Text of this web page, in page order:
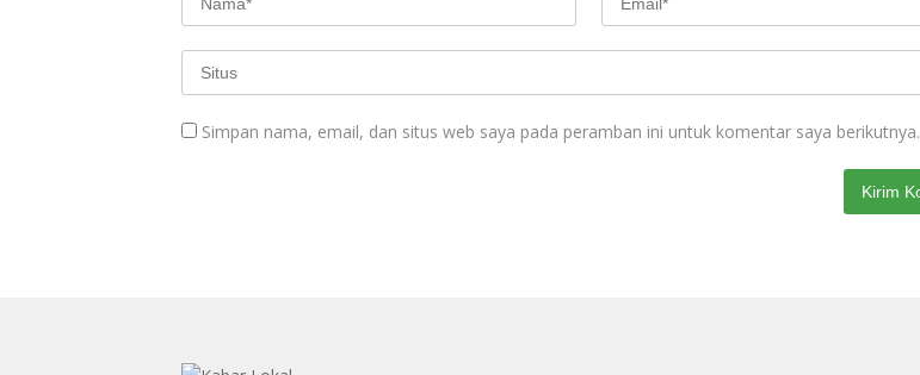
Simpan nama, email, dan situs web saya pada peramban ini untuk komentar saya berikutnya.